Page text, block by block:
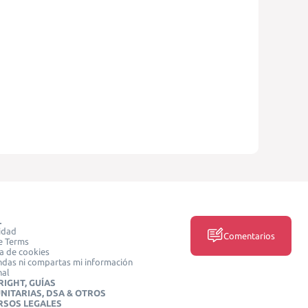
Terms
de cookies
ni compartas mi información
GUÍAS
DSA & OTROS
LEGALES
Comentarios